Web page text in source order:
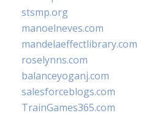
stsmp.org
manoelneves.com
mandelaeffectlibrary.com
roselynns.com
balanceyoganj.com
salesforceblogs.com
TrainGames365.com